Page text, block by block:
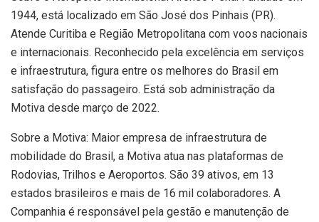
1944, está localizado em São José dos Pinhais (PR).
Atende Curitiba e Região Metropolitana com voos nacionais
e internacionais. Reconhecido pela excelência em serviços
e infraestrutura, figura entre os melhores do Brasil em
satisfação do passageiro. Está sob administração da
Motiva desde março de 2022.
Sobre a Motiva: Maior empresa de infraestrutura de
mobilidade do Brasil, a Motiva atua nas plataformas de
Rodovias, Trilhos e Aeroportos. São 39 ativos, em 13
estados brasileiros e mais de 16 mil colaboradores. A
Companhia é responsável pela gestão e manutenção de